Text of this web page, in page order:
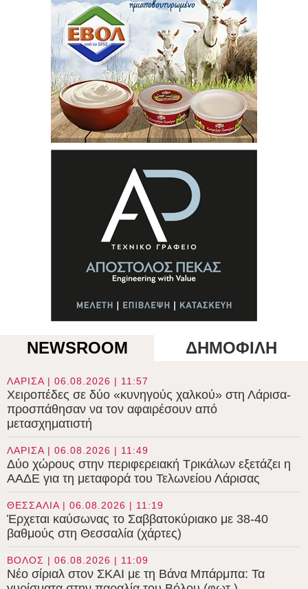
NEWSROOM ΔΗΜΟΦΙΛΗ
ΛΑΡΙΣΑ | 06.08.2026 | 11:57
Χειροπέδες σε δύο «κυνηγούς χαλκού» στη Λάρισα-
προσπάθησαν να τον αφαιρέσουν από
μετασχηματιστή
ΛΑΡΙΣΑ | 06.08.2026 | 11:49
Δύο χώρους στην περιφερειακή Τρικάλων εξετάζει η
ΑΑΔΕ για τη μεταφορά του Τελωνείου Λάρισας
ΘΕΣΣΑΛΙΑ | 06.08.2026 | 11:19
Έρχεται καύσωνας το Σαββατοκύριακο με 38-40
βαθμούς στη Θεσσαλία (χάρτες)
ΒΟΛΟΣ | 06.08.2026 | 11:09
Νέο σίριαλ στον ΣΚΑΙ με τη Βάνα Μπάρμπα: Τα